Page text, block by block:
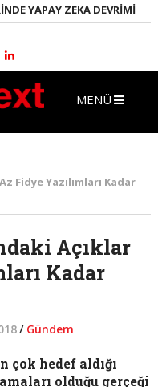
YAPAY ZEKA DEVRIMI
MENÜ
Fidye Yazılımları Kadar
Açıklar
Kadar
/ Gündem
çok hedef aldığı
olduğu gerçeği